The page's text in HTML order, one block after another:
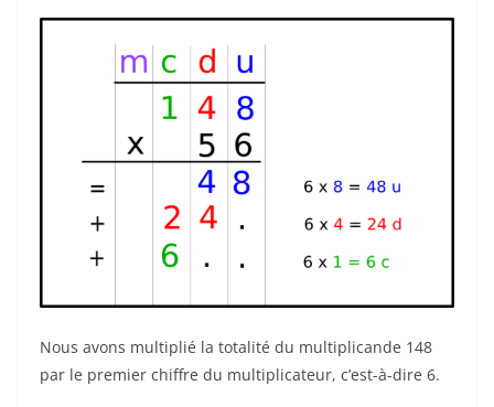
Nous avons multiplié la totalité du multiplicande 148
par le premier chiffre du multiplicateur, c’est-à-dire 6.